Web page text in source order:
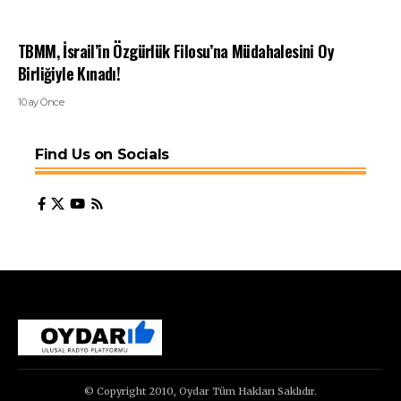
TBMM, İsrail’in Özgürlük Filosu’na Müdahalesini Oy
Birliğiyle Kınadı!
10 ay Önce
Find Us on Socials
© Copyright 2010, Oydar Tüm Hakları Saklıdır.